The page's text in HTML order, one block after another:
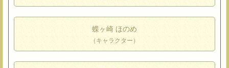
蝶ヶ崎 ほのめ
（キャラクター）